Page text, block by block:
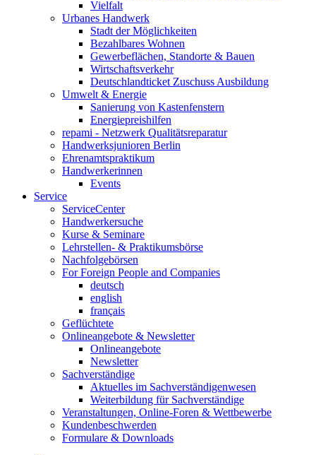
Vielfalt
Urbanes Handwerk
Stadt der Möglichkeiten
Bezahlbares Wohnen
Gewerbeflächen, Standorte & Bauen
Wirtschaftsverkehr
Deutschlandticket Zuschuss Ausbildung
Umwelt & Energie
Sanierung von Kastenfenstern
Energiepreishilfen
repami - Netzwerk Qualitätsreparatur
Handwerksjunioren Berlin
Ehrenamtspraktikum
Handwerkerinnen
Events
Service
ServiceCenter
Handwerkersuche
Kurse & Seminare
Lehrstellen- & Praktikumsbörse
Nachfolgebörsen
For Foreign People and Companies
deutsch
english
français
Geflüchtete
Onlineangebote & Newsletter
Onlineangebote
Newsletter
Sachverständige
Aktuelles im Sachverständigenwesen
Weiterbildung für Sachverständige
Veranstaltungen, Online-Foren & Wettbewerbe
Kundenbeschwerden
Formulare & Downloads